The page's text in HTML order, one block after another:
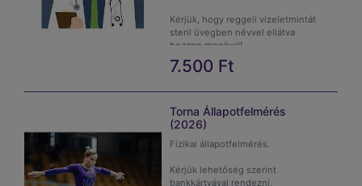
Kérjük, hogy reggeli vizeletmintát
steril üvegben névvel ellátva
hozzon magával!
Kérjük a sportolói kérdőívet szülő
7.500 Ft
Torna Állapotfelmérés
(2026)
Fizikai állapotfelmérés.
Kérjük lehetőség szerint
bankkártyával rendezni.